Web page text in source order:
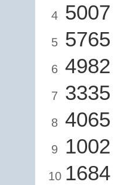
4 5007
5 5765
6 4982
7 3335
8 4065
9 1002
10 1684